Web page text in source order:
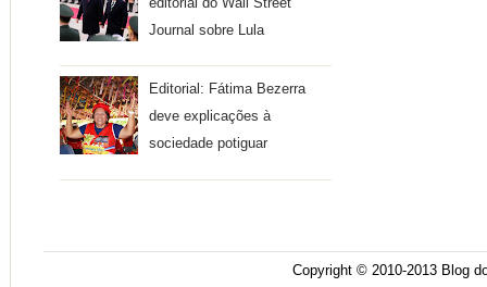
Journal sobre Lula
Editorial: Fátima Bezerra
deve explicações à
sociedade potiguar
Copyright © 2010-2013 Blog